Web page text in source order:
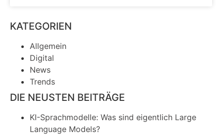
KATEGORIEN
Allgemein
Digital
News
Trends
DIE NEUSTEN BEITRÄGE
KI-Sprachmodelle: Was sind eigentlich Large
Language Models?